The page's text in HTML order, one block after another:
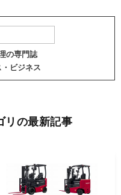
の専門誌
ビジネス
リの最新記事